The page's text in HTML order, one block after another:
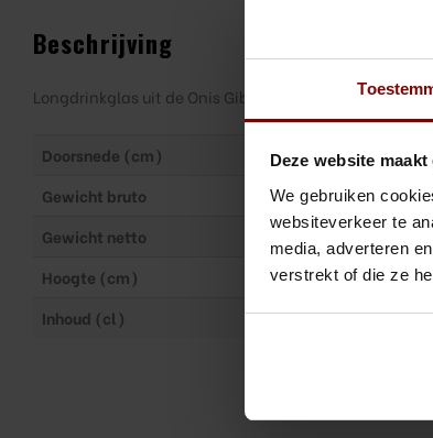
Deze website
We gebruiken
websiteverkeer te
media, adverteren
verstrekt of die ze
Beschrijving
Longdrinkglas uit de Onis Gibraltar serie gemaakt van
Doorsnede (cm)
9
Gewicht bruto
5.808 kg
Gewicht netto
Hoogte (cm)
13
Inhoud (cl)
41